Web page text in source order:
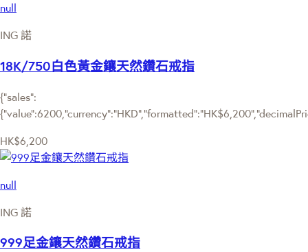
null
ING 諾
18K/750白色黃金鑲天然鑽石戒指
{"sales":
HK$6,200
null
ING 諾
999足金鑲天然鑽石戒指